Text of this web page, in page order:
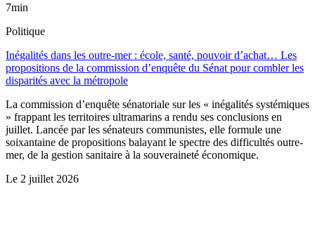
7min
Politique
Inégalités dans les outre-mer : école, santé, pouvoir d’achat… Les
propositions de la commission d’enquête du Sénat pour combler les
disparités avec la métropole
La commission d’enquête sénatoriale sur les « inégalités systémiques
» frappant les territoires ultramarins a rendu ses conclusions en
juillet. Lancée par les sénateurs communistes, elle formule une
soixantaine de propositions balayant le spectre des difficultés outre-
mer, de la gestion sanitaire à la souveraineté économique.
Le 2 juillet 2026